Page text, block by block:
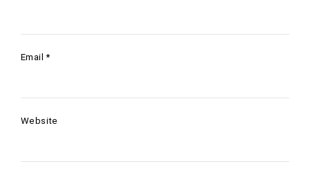
Email*
Website